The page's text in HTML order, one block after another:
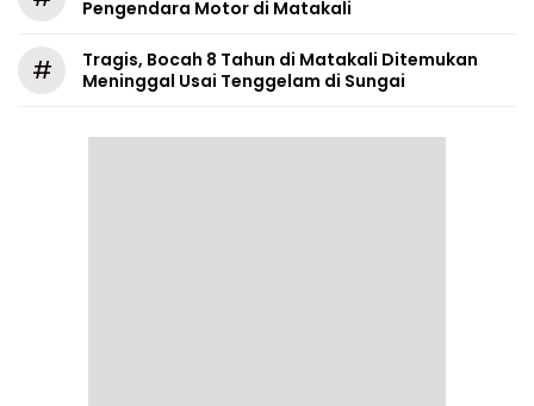
Pengendara Motor di Matakali
#
Tragis, Bocah 8 Tahun di Matakali Ditemukan
Meninggal Usai Tenggelam di Sungai